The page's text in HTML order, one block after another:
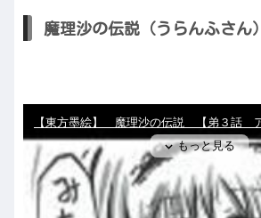
魔理沙の伝説（うらんふさん）